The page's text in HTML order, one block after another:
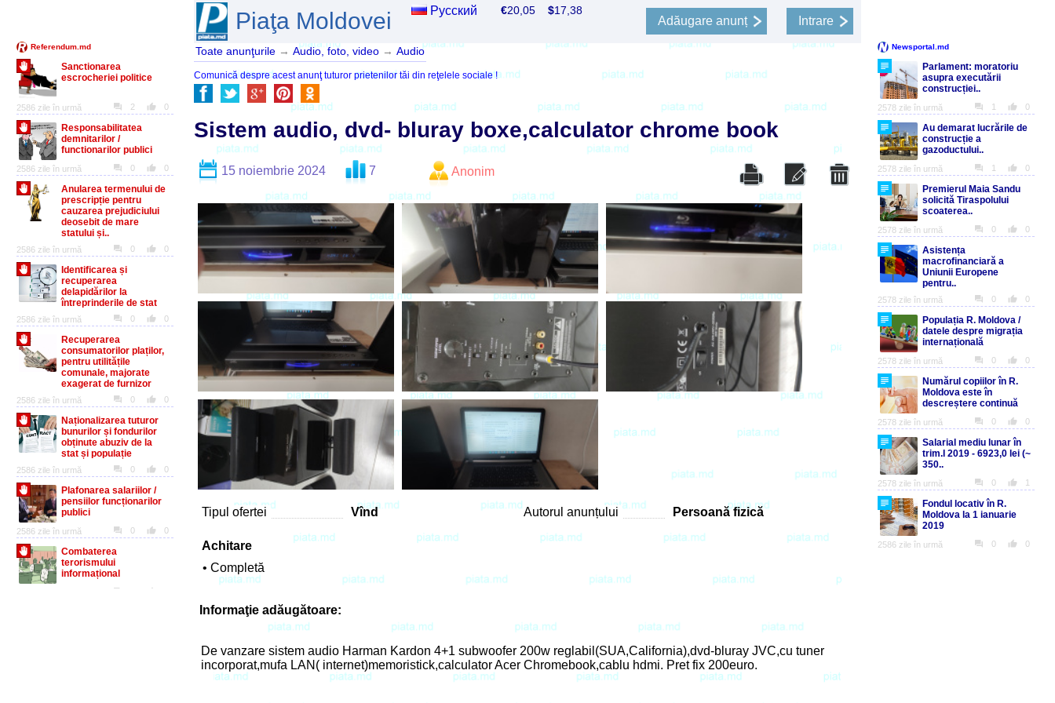
Piaţa Moldovei Русский €20,05$17,38
Adăugare anunț Intrare
Toate anunţurile → Audio, foto, video → Audio
Comunică despre acest anunţ tuturor prietenilor tăi din reţelele sociale !
Sistem audio, dvd- bluray boxe,calculator chrome book
15 noiembrie 2024 7 Anonim
Tipul ofertei Vînd Autorul anunțului Persoană fizică
Achitare
• Completă
Informaţie adăugătoare:
De vanzare sistem audio Harman Kardon 4+1 subwoofer 200w reglabil(SUA,California),dvd-bluray JVC,cu tuner
incorporat,mufa LAN( internet)memoristick,calculator Acer Chromebook,cablu hdmi. Pret fix 200euro.